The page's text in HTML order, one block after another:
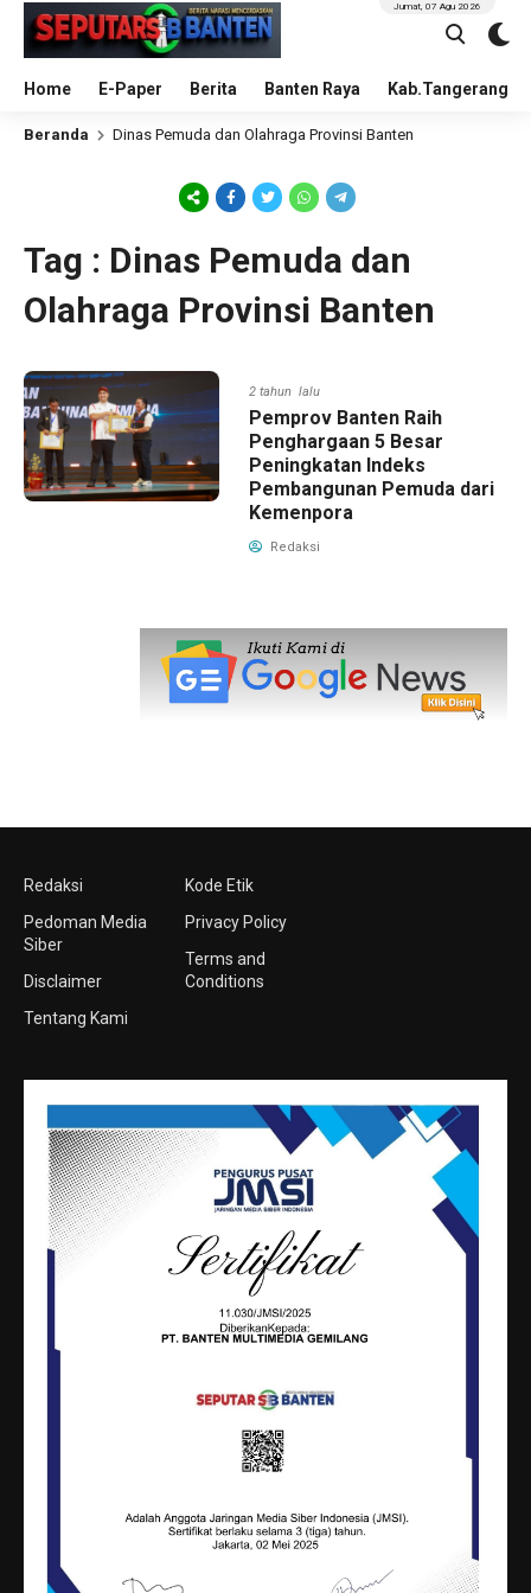
Home E-Paper Berita Banten Raya Kab.Tangerang
Jumat, 07 Agu 2026
Beranda Dinas Pemuda dan Olahraga Provinsi Banten
Tag : Dinas Pemuda dan
Olahraga Provinsi Banten
2 tahun lalu
Pemprov Banten Raih
Penghargaan 5 Besar
Peningkatan Indeks
Pembangunan Pemuda dari
Kemenpora
Redaksi
Redaksi
Pedoman Media
Siber
Disclaimer
Tentang Kami
Kode Etik
Privacy Policy
Terms and
Conditions